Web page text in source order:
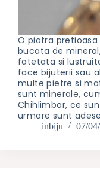
O piatra
bucata de
fatetata si
face bijuterii sau
multe pietre si
sunt minerale,
Chihlimbar, ce
urmare sunt
inbiju 07/